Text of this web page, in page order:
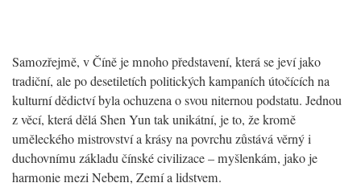
Samozřejmě, v Číně je mnoho představení, která se jeví jako
tradiční, ale po desetiletích politických kampaních útočících na
kulturní dědictví byla ochuzena o svou niternou podstatu. Jednou
z věcí, která dělá Shen Yun tak unikátní, je to, že kromě
uměleckého mistrovství a krásy na povrchu zůstává věrný i
duchovnímu základu čínské civilizace – myšlenkám, jako je
harmonie mezi Nebem, Zemí a lidstvem.